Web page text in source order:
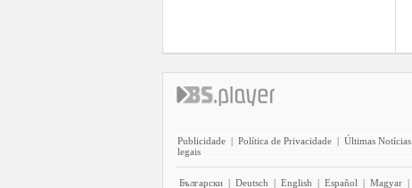
Publicidade | Política de Privacidade | Últimas Notícias
legais
Български | Deutsch | English | Español | Magyar |